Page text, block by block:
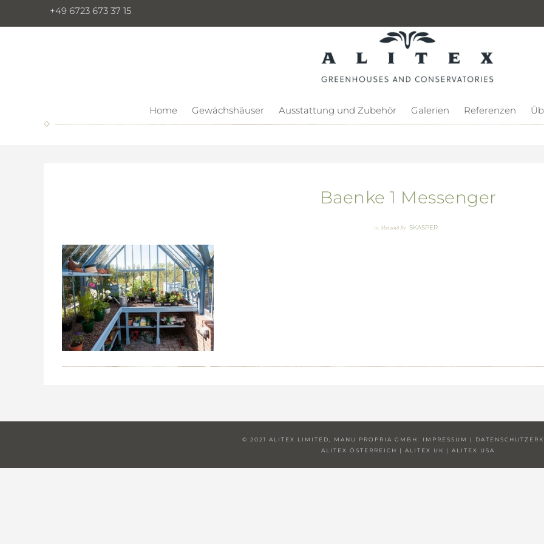
+49 6723 673 37 15
Home Gewächshäuser Ausstattung und Zubehör Galerien Referenzen
Baenke 1 Messenger
10. Mai 2018By SKASPER
© 2021 ALITEX LIMITED, MANU PROPRIA GMBH. IMPRESSUM |
ALITEX ÖSTERREICH
| ALITEX UK | ALITEX USA